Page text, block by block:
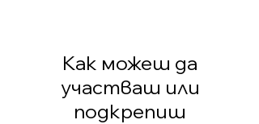
Как можеш да
участваш или
подкрепиш